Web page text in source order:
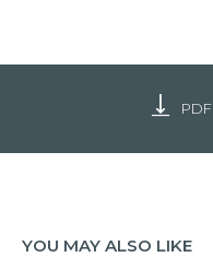
PDF
YOU MAY ALSO LIKE